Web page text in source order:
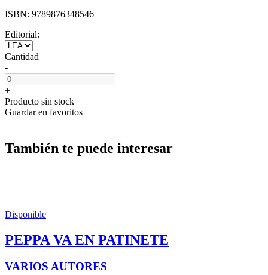
ISBN: 9789876348546
Editorial:
Cantidad
-
+
Producto sin stock
Guardar en favoritos
También te puede interesar
Disponible
PEPPA VA EN PATINETE
VARIOS AUTORES